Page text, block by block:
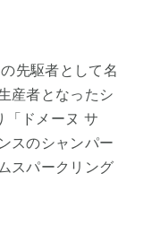
先駆者として名
産者となったシ
「ドメーヌ サ
スのシャンパー
スパークリング